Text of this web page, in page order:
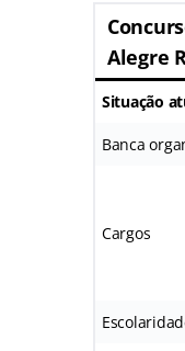
Alegre
Situação
Banca
Cargos